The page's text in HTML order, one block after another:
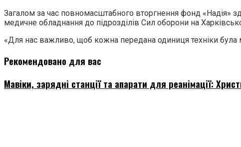
Загалом за час повномасштабного вторгнення фонд «Надія»
медичне обладнання до підрозділів Сил оборони на
«Для нас важливо, щоб кожна передана одиниця техніки була
Рекомендовано для вас
Мавіки, зарядні станції та апарати для реанімації: